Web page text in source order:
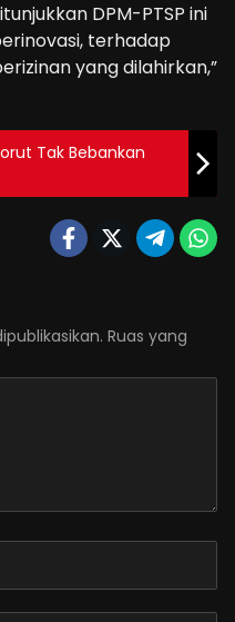
DPM-PTSP ini
terhadap
yang dilahirkan,”
Tak Bebankan
Ruas yang